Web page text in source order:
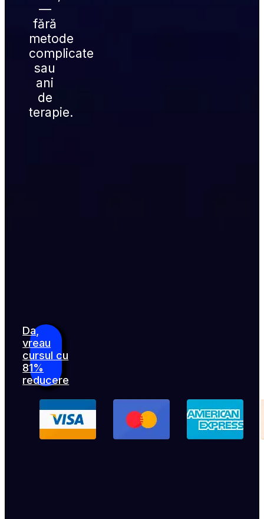
Da,
vreau
cursul cu
81%
reducere
—
fără
metode
complicate
sau
ani
de
terapie.